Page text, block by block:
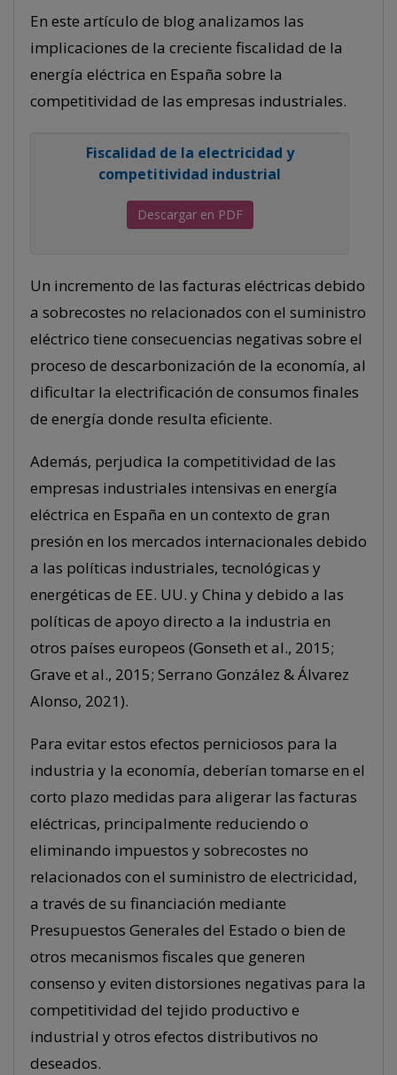
En este artículo de blog analizamos las
implicaciones de la creciente fiscalidad de la
energía eléctrica en España sobre la
competitividad de las empresas industriales.
Fiscalidad de la electricidad y
competitividad industrial
Descargar en PDF
Un incremento de las facturas eléctricas debido
a sobrecostes no relacionados con el suministro
eléctrico tiene consecuencias negativas sobre el
proceso de descarbonización de la economía, al
dificultar la electrificación de consumos finales
de energía donde resulta eficiente.
Además, perjudica la competitividad de las
empresas industriales intensivas en energía
eléctrica en España en un contexto de gran
presión en los mercados internacionales debido
a las políticas industriales, tecnológicas y
energéticas de EE. UU. y China y debido a las
políticas de apoyo directo a la industria en
otros países europeos (Gonseth et al., 2015;
Grave et al., 2015; Serrano González & Álvarez
Alonso, 2021).
Para evitar estos efectos perniciosos para la
industria y la economía, deberían tomarse en el
corto plazo medidas para aligerar las facturas
eléctricas, principalmente reduciendo o
eliminando impuestos y sobrecostes no
relacionados con el suministro de electricidad,
a través de su financiación mediante
Presupuestos Generales del Estado o bien de
otros mecanismos fiscales que generen
consenso y eviten distorsiones negativas para la
competitividad del tejido productivo e
industrial y otros efectos distributivos no
deseados.